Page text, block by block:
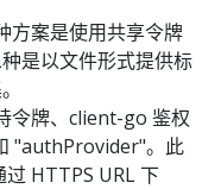
方案是使用共享令牌
是以文件形式提供标
令牌、client-go 鉴权
"authProvider"。此
HTTPS URL 下